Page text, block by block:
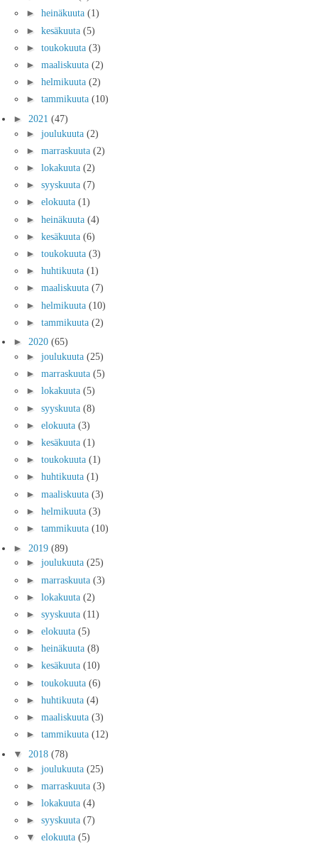
► heinäkuuta (1)
► kesäkuuta (5)
► toukokuuta (3)
► maaliskuuta (2)
► helmikuuta (2)
► tammikuuta (10)
► 2021 (47)
► joulukuuta (2)
► marraskuuta (2)
► lokakuuta (2)
► syyskuuta (7)
► elokuuta (1)
► heinäkuuta (4)
► kesäkuuta (6)
► toukokuuta (3)
► huhtikuuta (1)
► maaliskuuta (7)
► helmikuuta (10)
► tammikuuta (2)
► 2020 (65)
► joulukuuta (25)
► marraskuuta (5)
► lokakuuta (5)
► syyskuuta (8)
► elokuuta (3)
► kesäkuuta (1)
► toukokuuta (1)
► huhtikuuta (1)
► maaliskuuta (3)
► helmikuuta (3)
► tammikuuta (10)
► 2019 (89)
► joulukuuta (25)
► marraskuuta (3)
► lokakuuta (2)
► syyskuuta (11)
► elokuuta (5)
► heinäkuuta (8)
► kesäkuuta (10)
► toukokuuta (6)
► huhtikuuta (4)
► maaliskuuta (3)
► tammikuuta (12)
▼ 2018 (78)
► joulukuuta (25)
► marraskuuta (3)
► lokakuuta (4)
► syyskuuta (7)
▼ elokuuta (5)